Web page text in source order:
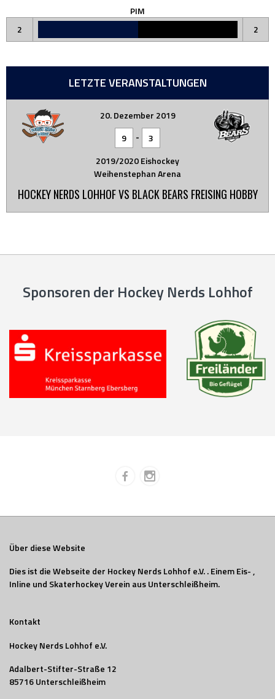
PIM
2
2
LETZTE VERANSTALTUNGEN
20. Dezember 2019
9
-
3
2019/2020 Eishockey
Weihenstephan Arena
HOCKEY NERDS LOHHOF VS BLACK BEARS FREISING HOBBY
Sponsoren der Hockey Nerds Lohhof
Über diese Website
Dies ist die Webseite der Hockey Nerds Lohhof e.V. . Einem Eis- ,
Inline und Skaterhockey Verein aus Unterschleißheim.
Kontakt
Hockey Nerds Lohhof e.V.
Adalbert-Stifter-Straße 12
85716 Unterschleißheim